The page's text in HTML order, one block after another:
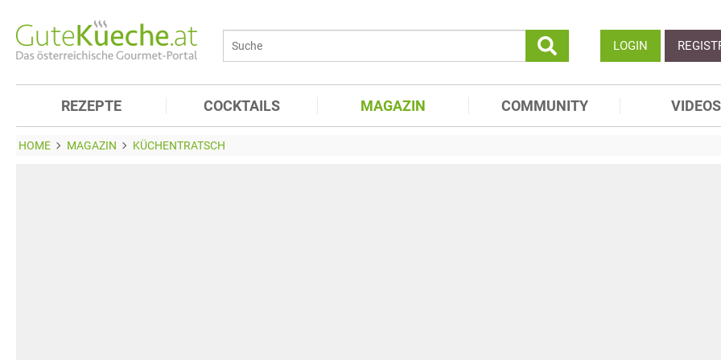
LOGIN
REZEPTE COCKTAILS MAGAZIN COMMUNITY VIDEOS
HOME MAGAZIN KÜCHENTRATSCH